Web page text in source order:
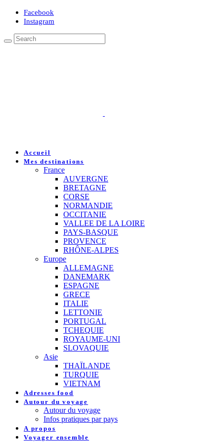
Facebook
Instagram
Accueil
Mes destinations
France
AUVERGNE
BRETAGNE
CORSE
NORMANDIE
OCCITANIE
VALLEE DE LA LOIRE
PAYS-BASQUE
PROVENCE
RHÔNE-ALPES
Europe
ALLEMAGNE
DANEMARK
ESPAGNE
GRECE
ITALIE
LETTONIE
PORTUGAL
TCHEQUIE
ROYAUME-UNI
SLOVAQUIE
Asie
THAÏLANDE
TURQUIE
VIETNAM
Adresses food
Autour du voyage
Autour du voyage
Infos pratiques par pays
A propos
Voyager ensemble